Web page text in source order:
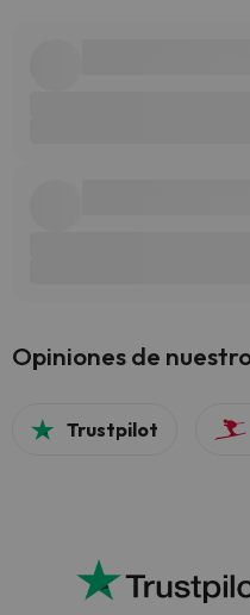
Opiniones de
Trustpilot